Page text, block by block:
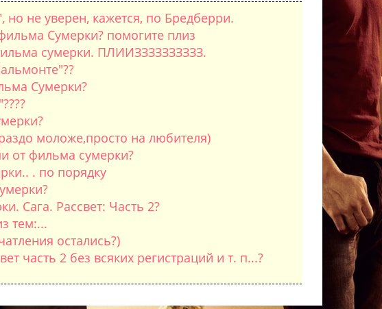
не уверен, кажется, по Бредберри.
Сумерки? помогите плиз
сумерки. ПЛИИЗЗЗЗЗЗЗЗЗЗ.
Сумерки?
моложе,просто на любителя)
от фильма сумерки?
. по порядку
Сага. Рассвет: Часть 2?
тем:...
остались?)
часть 2 без всяких регистраций и т. п...?